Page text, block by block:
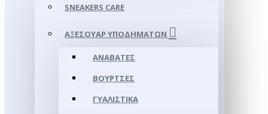
SNEAKERS CARE
ΑΞΕΣΟΥΑΡ ΥΠΟΔΗΜΆΤΩΝ
ΑΝΑΒΆΤΕΣ
ΒΟΎΡΤΣΕΣ
ΓΥΑΛΙΣΤΙΚΆ